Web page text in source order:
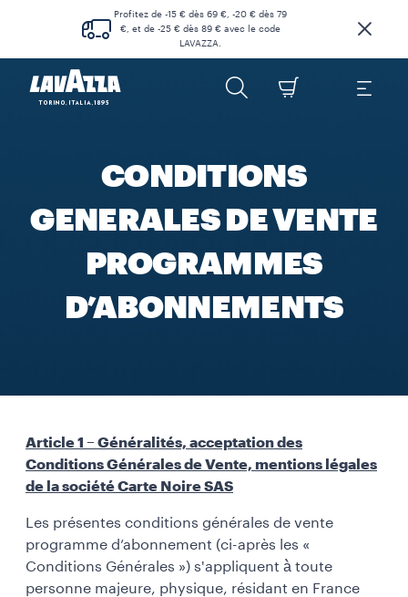
Profitez de -15 € dès 69 €, -20 € dès 79
€, et de -25 € dès 89 € avec le code
LAVAZZA.
CONDITIONS
GENERALES DE VENTE
PROGRAMMES
D’ABONNEMENTS
Article 1 – Généralités, acceptation des
Conditions Générales de Vente, mentions légales
de la société Carte Noire SAS
Les présentes conditions générales de vente
programme d’abonnement (ci-après les «
Conditions Générales ») s'appliquent à̀ toute
personne majeure, physique, résidant en France